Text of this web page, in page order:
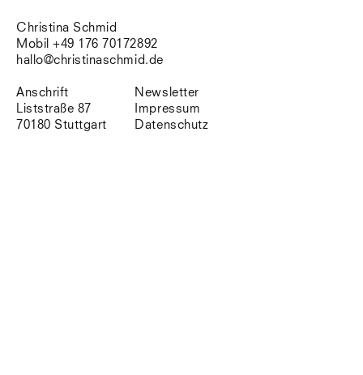
Christina Schmid
Mobil +49 176 70172892
hallo@christinaschmid.de
Anschrift
Liststraße 87
70180 Stuttgart
Newsletter
Impressum
Datenschutz